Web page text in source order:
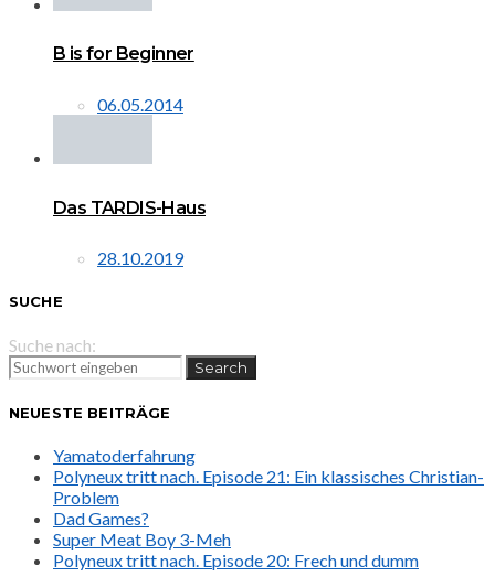
B is for Beginner
06.05.2014
Das TARDIS-Haus
28.10.2019
SUCHE
Suche nach:
Search
NEUESTE BEITRÄGE
Yamatoderfahrung
Polyneux tritt nach. Episode 21: Ein klassisches Christian-
Problem
Dad Games?
Super Meat Boy 3-Meh
Polyneux tritt nach. Episode 20: Frech und dumm